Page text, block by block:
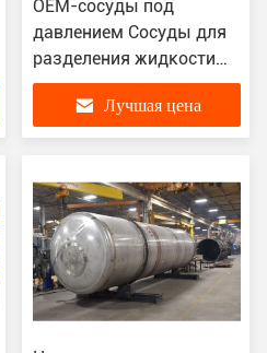
OEM-сосуды под
давлением Сосуды для
разделения жидкости
для нефтехимической
переработкиЛучшая цена